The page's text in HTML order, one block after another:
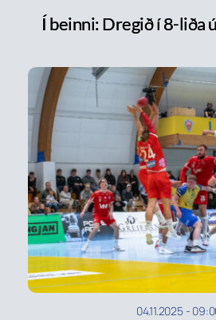
Í beinni: Dregið í 8-liða
04.11.2025-